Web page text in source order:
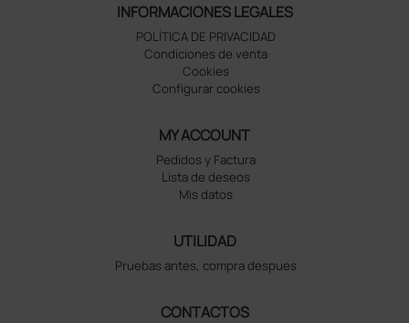
INFORMACIONES LEGALES
POLÍTICA DE PRIVACIDAD
Condiciones de venta
Cookies
Configurar cookies
MY ACCOUNT
Pedidos y Factura
Lista de deseos
Mis datos
UTILIDAD
Pruebas antes, compra despues
CONTACTOS